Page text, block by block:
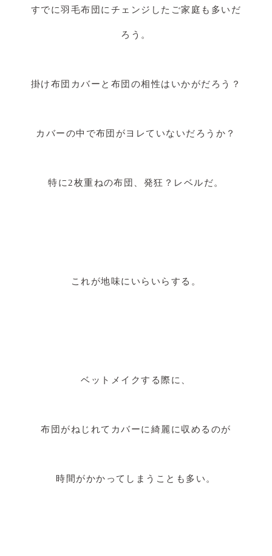
すでに羽毛布団にチェンジしたご家庭も多いだ
ろう。
掛け布団カバーと布団の相性はいかがだろう？
カバーの中で布団がヨレていないだろうか？
特に2枚重ねの布団、発狂？レベルだ。
これが地味にいらいらする。
ベットメイクする際に、
布団がねじれてカバーに綺麗に収めるのが
時間がかかってしまうことも多い。